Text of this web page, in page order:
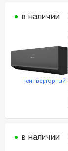
неинверторный
в наличии
в наличии